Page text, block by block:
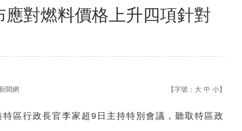
對燃料價格上升四項針對
聞網 【字號： 大 中 小】
區行政長官李家超9日主持特別會議，聽取特區政